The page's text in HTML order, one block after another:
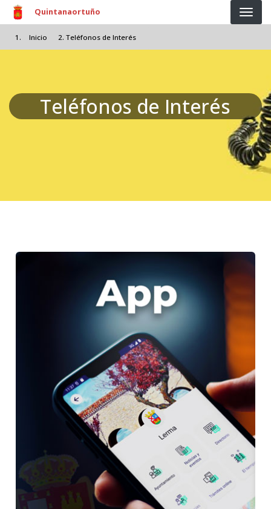
Pasar al contenido principal
Quintanaortuño
Inicio Teléfonos de Interés
Teléfonos de Interés